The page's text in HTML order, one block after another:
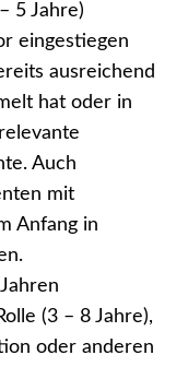
5 Jahre)
eingestiegen
ausreichend
hat oder in
Auch
mit
Anfang in
(3 – 8 Jahre),
oder anderen